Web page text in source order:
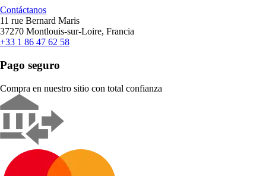
Contáctanos
11 rue Bernard Maris
37270 Montlouis-sur-Loire, Francia
+33 1 86 47 62 58
Pago seguro
Compra en nuestro sitio con total confianza